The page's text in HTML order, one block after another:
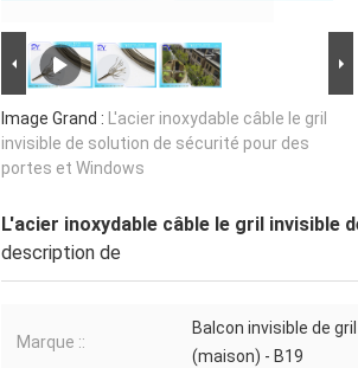
Image Grand : L'acier inoxydable câble le gril
invisible de solution de sécurité pour des
portes et Windows
L'acier inoxydable câble le gril
description de
Marque ::
Balcon invisible de
(maison) - B19